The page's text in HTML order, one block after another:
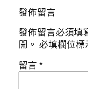
發佈留言
發佈留言必須填
開。 必填欄位標
留言*